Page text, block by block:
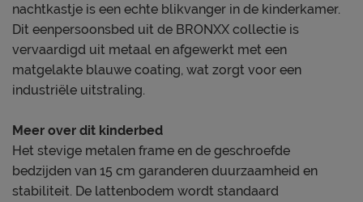
nachtkastje is een echte blikvanger in de kinderkamer.
Dit eenpersoonsbed uit de BRONXX collectie is
vervaardigd uit metaal en afgewerkt met een
matgelakte blauwe coating, wat zorgt voor een
industriële uitstraling.
Meer over dit kinderbed
Het stevige metalen frame en de geschroefde
bedzijden van 15 cm garanderen duurzaamheid en
stabiliteit. De lattenbodem wordt standaard